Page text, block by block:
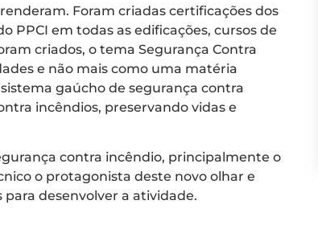
Foram criadas certificações dos
PPCI em todas as edificações, cursos de
criados, o tema Segurança Contra
e não mais como uma matéria
gaúcho de segurança contra
incêndios, preservando vidas e
contra incêndio, principalmente o
o protagonista deste novo olhar e
desenvolver a atividade.